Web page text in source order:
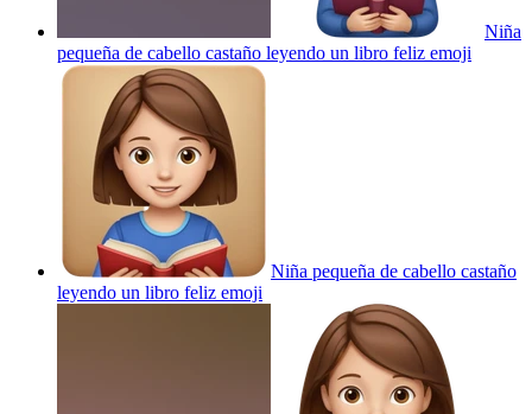
Niña
pequeña de cabello castaño leyendo un libro feliz emoji
Niña pequeña de cabello castaño
leyendo un libro feliz emoji